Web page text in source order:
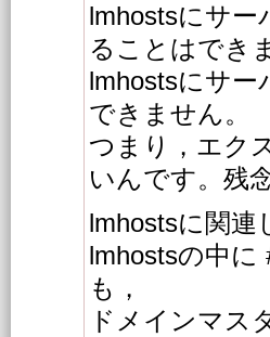
lmhostsにサ
ることはでき
lmhostsにサ
できません。
つまり，エク
いんです。残
lmhostsに関連
lmhostsの中に
も，
ドメインマス